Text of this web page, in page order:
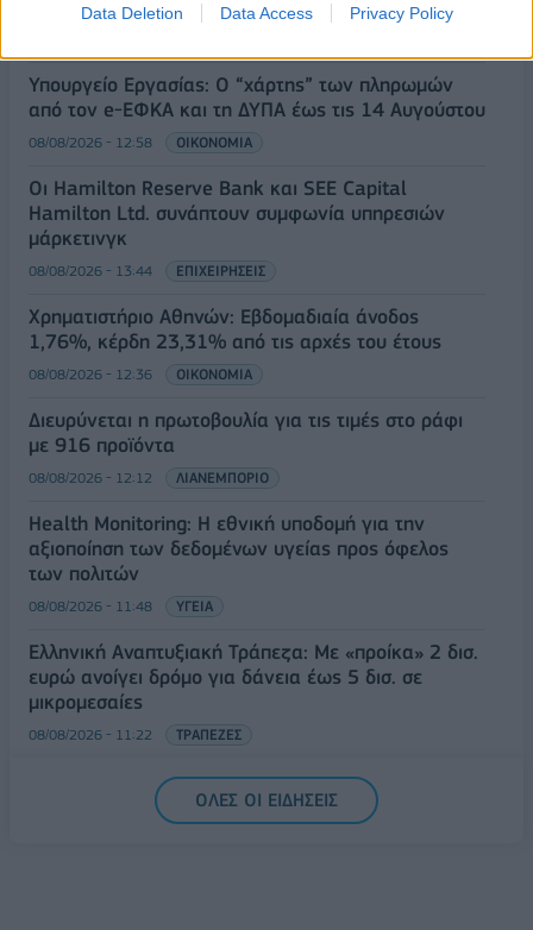
Data Deletion Data Access Privacy Policy
Υπουργείο Εργασίας: Ο “χάρτης” των πληρωμών
από τον e-ΕΦΚΑ και τη ΔΥΠΑ έως τις 14 Αυγούστου
08/08/2026 - 12:58 ΟΙΚΟΝΟΜΙΑ
Οι Hamilton Reserve Bank και SEE Capital
Hamilton Ltd. συνάπτουν συμφωνία υπηρεσιών
μάρκετινγκ
08/08/2026 - 13:44 ΕΠΙΧΕΙΡΗΣΕΙΣ
Χρηματιστήριο Αθηνών: Εβδομαδιαία άνοδος
1,76%, κέρδη 23,31% από τις αρχές του έτους
08/08/2026 - 12:36 ΟΙΚΟΝΟΜΙΑ
Διευρύνεται η πρωτοβουλία για τις τιμές στο ράφι
με 916 προϊόντα
08/08/2026 - 12:12 ΛΙΑΝΕΜΠΟΡΙΟ
Health Monitoring: Η εθνική υποδομή για την
αξιοποίηση των δεδομένων υγείας προς όφελος
των πολιτών
08/08/2026 - 11:48 ΥΓΕΙΑ
Ελληνική Αναπτυξιακή Τράπεζα: Με «προίκα» 2 δισ.
ευρώ ανοίγει δρόμο για δάνεια έως 5 δισ. σε
μικρομεσαίες
08/08/2026 - 11:22 ΤΡΑΠΕΖΕΣ
5G παντού, 6G στον ορίζοντα: Πού βρίσκεται η
Ελλάδα στη μεγάλη τεχνολογική μετάβαση
ΟΛΕΣ ΟΙ ΕΙΔΗΣΕΙΣ